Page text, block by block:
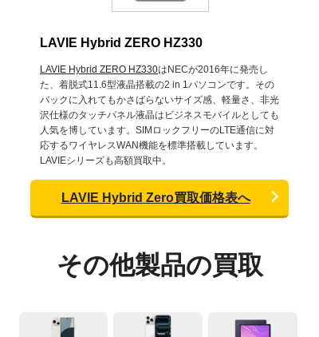
LAVIE Hybrid ZERO HZ330
LAVIE Hybrid ZERO HZ330はNECが2016年に発売し
た、着脱式11.6型液晶搭載の2 in 1パソコンです。その
バックに入れてもかさばらないサイズ感、軽量さ、非光
沢仕様のタッチパネル液晶はビジネスモバイルとしても
人気を博しています。SIMロックフリーのLTE通信に対
応するワイヤレスWAN機能を標準搭載しています。
LAVIEシリーズも高額買取中。
LAVIE Hybrid Zero買取価格表へ
その他製品の買取